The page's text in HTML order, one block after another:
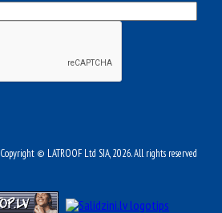
Copyright © LATROOF Ltd SIA, 2026. All rights reserved